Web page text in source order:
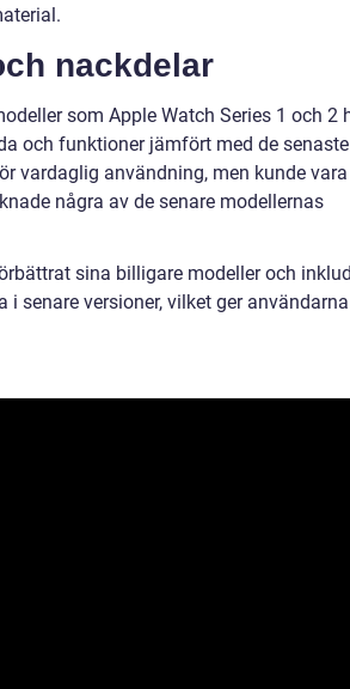
nackdelar
som Apple Watch Series 1 och 2
och funktioner jämfört med de senaste
vardaglig användning, men kunde vara
några av de senare modellernas
sina billigare modeller och
i senare versioner, vilket ger